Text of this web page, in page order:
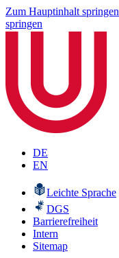
Zum Hauptinhalt springen
springen
DE
EN
Leichte Sprache
DGS
Barrierefreiheit
Intern
Sitemap